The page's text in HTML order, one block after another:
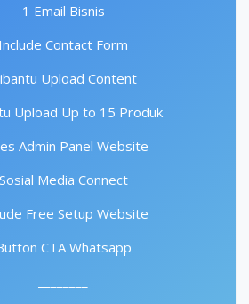
1 Email Bisnis
Include Contact Form
Upload Content
Upload Up to 15 Produk
Admin Panel Website
Sosial Media Connect
Free Setup Website
CTA Whatsapp